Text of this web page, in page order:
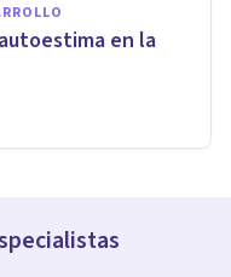
en la